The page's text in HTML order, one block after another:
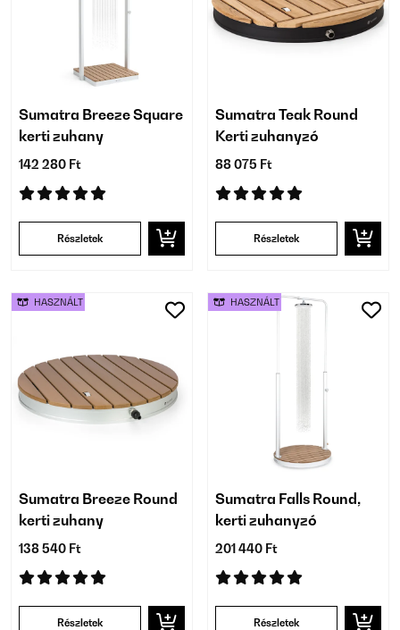
Sumatra Breeze Square
kerti zuhany
142 280 Ft
Részletek
Sumatra Teak Round
Kerti zuhanyzó
88 075 Ft
Részletek
Sumatra Breeze Round
kerti zuhany
138 540 Ft
Részletek
HASZNÁLT
Sumatra Falls Round,
kerti zuhanyzó
201 440 Ft
Részletek
HASZNÁLT